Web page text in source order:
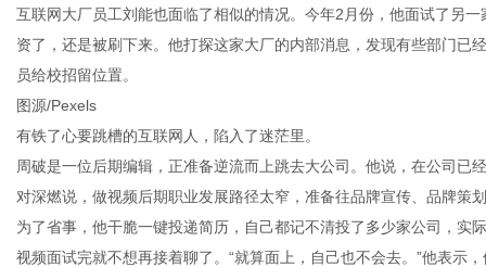
互联网大厂员工刘能也面临了相似的情况。今年2月份，他面试了另
资了，还是被刷下来。他打探这家大厂的内部消息，发现有些部门已
员给校招留位置。
图源/Pexels
有铁了心要跳槽的互联网人，陷入了迷茫里。
周破是一位后期编辑，正准备逆流而上跳去大公司。他说，在公司
对深燃说，做视频后期职业发展路径太窄，准备往品牌宣传、品牌策
为了省事，他干脆一键投递简历，自己都记不清投了多少家公司，实
视频面试完就不想再接着聊了。“就算面上，自己也不会去。”他表示